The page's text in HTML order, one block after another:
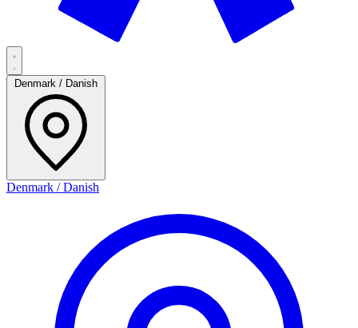
Denmark / Danish
Denmark / Danish